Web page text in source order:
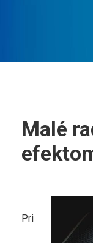
Malé
Pri